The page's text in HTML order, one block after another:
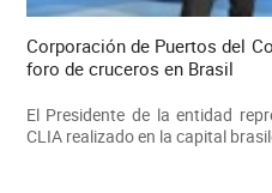
Corporación de Puertos del
foro de cruceros en Brasil
El Presidente de la entidad
CLIA realizado en la capital